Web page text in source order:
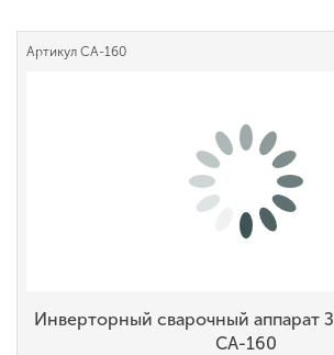
Артикул СА-160
Инверторный сварочный аппарат
СА-160